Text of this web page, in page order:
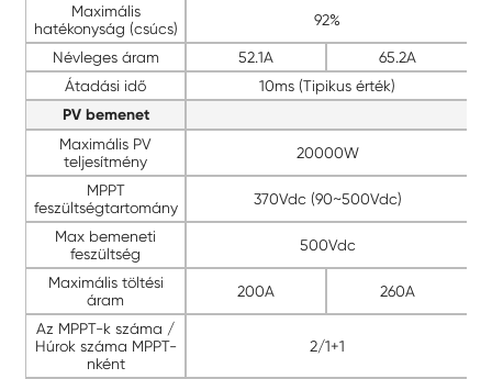
Maximális
hatékonyság (csúcs)
92%
Névleges áram 52.1A
65.2A
Átadási idő
10ms (Tipikus érték)
PV bemenet
Maximális PV
teljesítmény
20000W
MPPT
feszültségtartomány
370Vdc (90~500Vdc)
Max bemeneti
feszültség
500Vdc
Maximális töltési
áram
200A 260A
Az MPPT-k száma /
Húrok száma MPPT-
nként
2/1+1